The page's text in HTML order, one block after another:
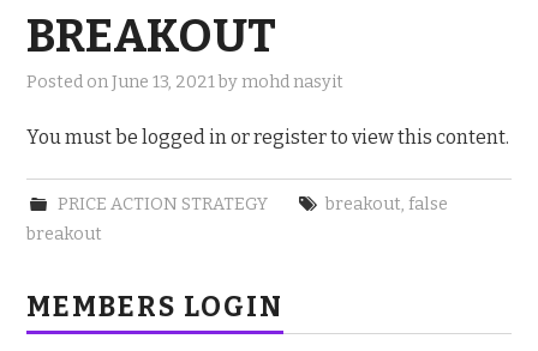
LOGIN
BREAKOUT
Posted onJune 13, 2021bymohd nasyit
You must be logged in or register to view this content.
PRICE ACTION STRATEGY breakout, false
breakout
MEMBERS LOGIN